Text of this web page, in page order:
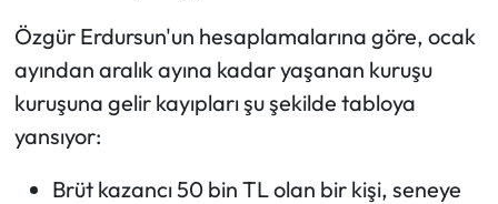
Özgür Erdursun'un hesaplamalarına göre, ocak
ayından aralık ayına kadar yaşanan kuruşu
kuruşuna gelir kayıpları şu şekilde tabloya
yansıyor:
Brüt kazancı 50 bin TL olan bir kişi, seneye